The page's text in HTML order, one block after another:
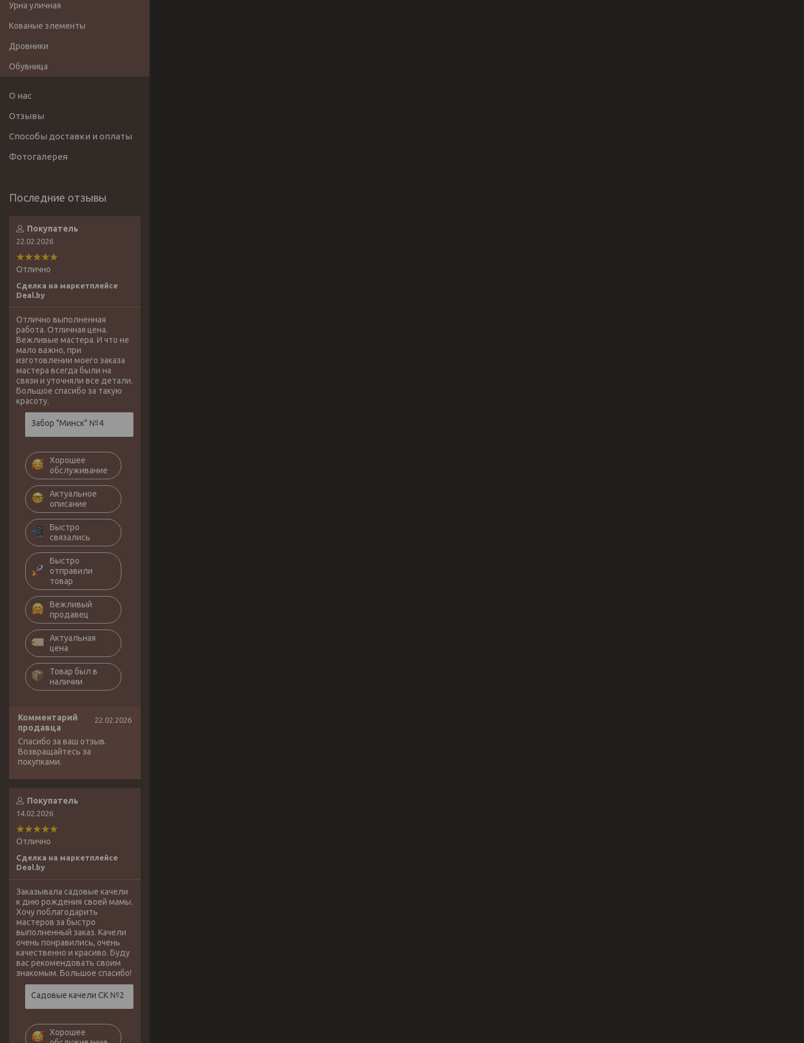
Урна уличная
Кованые элементы
Дровники
Обувница
О нас
Отзывы
Способы доставки и оплаты
Фотогалерея
Покупатель
22.02.2026
Отлично
Сделка на маркетплейсе
Deal.by
Отлично выполненная
работа. Отличная цена.
Вежливые мастера. И что не
мало важно, при
изготовлении моего заказа
мастера всегда были на
связи и уточняли все детали.
Большое спасибо за такую
красоту.
Забор "Минск" №4
Хорошее
обслуживание
Актуальное
описание
Быстро
связались
Быстро
отправили
товар
Вежливый
продавец
Актуальная
цена
Товар был в
наличии
Комментарий
продавца
22.02.2026
Спасибо за ваш отзыв.
Возвращайтесь за
покупками.
Покупатель
14.02.2026
Отлично
Сделка на маркетплейсе
Deal.by
Заказывала садовые качели
к дню рождения своей мамы.
Хочу поблагодарить
мастеров за быстро
выполненный заказ. Качели
очень понравились, очень
качественно и красиво. Буду
вас рекомендовать своим
знакомым. Большое спасибо!
Садовые качели СК №2
Хорошее